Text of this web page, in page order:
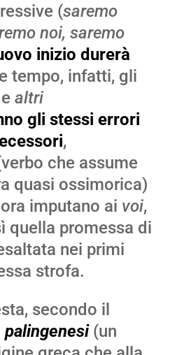
(saremo
noi, saremo
inizio durerà
tempo, infatti, gli
altri
gli stessi errori
,
che assume
quasi ossimorica)
imputano ai voi,
quella promessa di
nei primi
strofa.
secondo il
palingenesi(un